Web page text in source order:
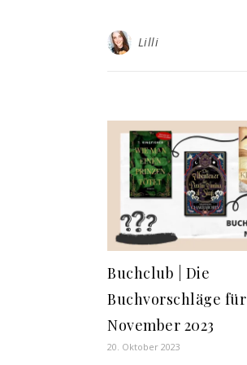
Lilli
Buchclub | Die
Buchvorschläge für
November 2023
20. Oktober 2023